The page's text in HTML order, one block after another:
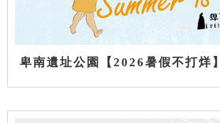
卑南遺址公園【2026暑假不打烊】